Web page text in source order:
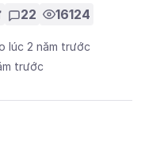
22 16124
lúc 2 năm trước
trước